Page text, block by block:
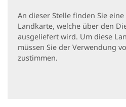
An dieser Stelle finden Sie
Landkarte, welche über den
ausgeliefert wird. Um diese
müssen Sie der Verwendung
zustimmen.